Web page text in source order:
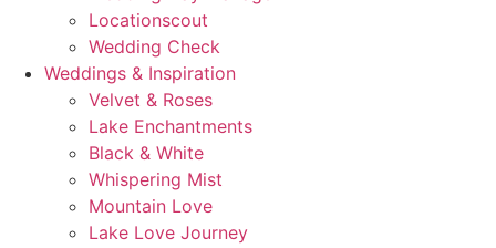
Locationscout
Wedding Check
Weddings & Inspiration
Velvet & Roses
Lake Enchantments
Black & White
Whispering Mist
Mountain Love
Lake Love Journey